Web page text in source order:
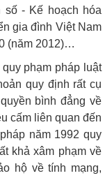
số - Kế hoạch hóa
gia đình Việt Nam
(năm 2012)…
phạm pháp luật
quy định rất cụ
bình đẳng về
cấm liên quan đến
năm 1992 quy
khả xâm phạm về
hộ về tính mạng,